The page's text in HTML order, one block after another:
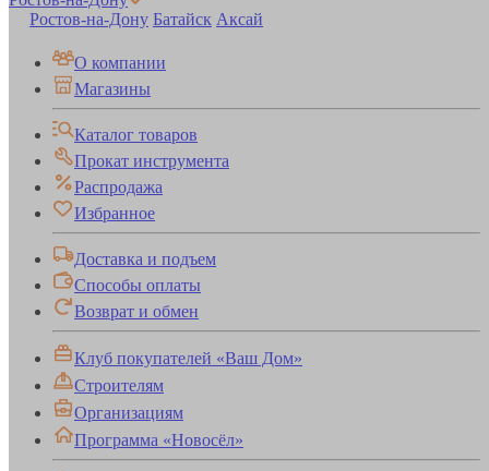
Ростов-на-Дону Батайск Аксай
О компании
Магазины
Каталог товаров
Прокат инструмента
Распродажа
Избранное
Доставка и подъем
Способы оплаты
Возврат и обмен
Клуб покупателей «Ваш Дом»
Строителям
Организациям
Программа «Новосёл»